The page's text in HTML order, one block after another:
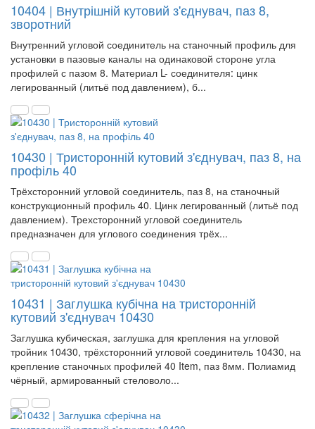
10404 | Внутрішній кутовий з'єднувач, паз 8,
зворотний
Внутренний угловой соединитель на станочный профиль для
установки в пазовые каналы на одинаковой стороне угла
профилей с пазом 8. Материал L- соединителя: цинк
легированный (литьё под давлением), б...
10430 | Тристоронній кутовий з'єднувач, паз 8, на
профіль 40
Трёхсторонний угловой соединитель, паз 8, на станочный
конструкционный профиль 40. Цинк легированный (литьё под
давлением). Трехсторонний угловой соединитель
предназначен для углового соединения трёх...
10431 | Заглушка кубічна на тристоронній
кутовий з'єднувач 10430
Заглушка кубическая, заглушка для крепления на угловой
тройник 10430, трёхсторонний угловой соединитель 10430, на
крепление станочных профилей 40 Item, паз 8мм. Полиамид
чёрный, армированный стеловоло...